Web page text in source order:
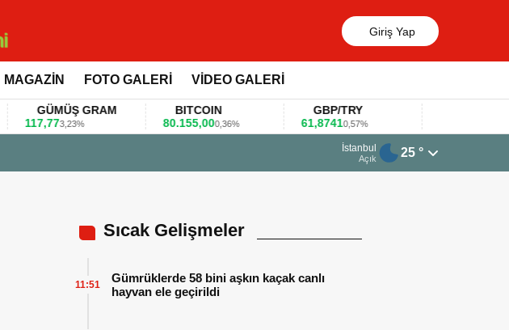
Giriş Yap
MAGAZİN FOTO GALERİ VİDEO GALERİ
GÜMÜŞ GRAM
117,773,23%
BITCOIN
80.155,000,36%
GBP/TRY
61,87410,57%
Firmalar gıda fuarlarını bu anket ile değerlendirdi
İstanbul
Açık 25 °
Sıcak Gelişmeler
Gümrüklerde 58 bini aşkın kaçak canlı
hayvan ele geçirildi
11:51